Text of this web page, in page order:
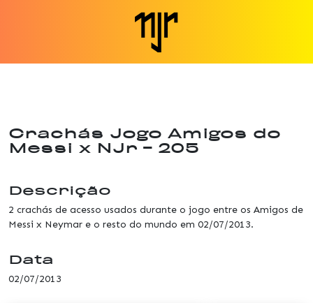
Crachás Jogo Amigos do
Messi x NJr - 205
Descrição
2 crachás de acesso usados durante o jogo entre os Amigos de
Messi x Neymar e o resto do mundo em 02/07/2013.
Data
02/07/2013